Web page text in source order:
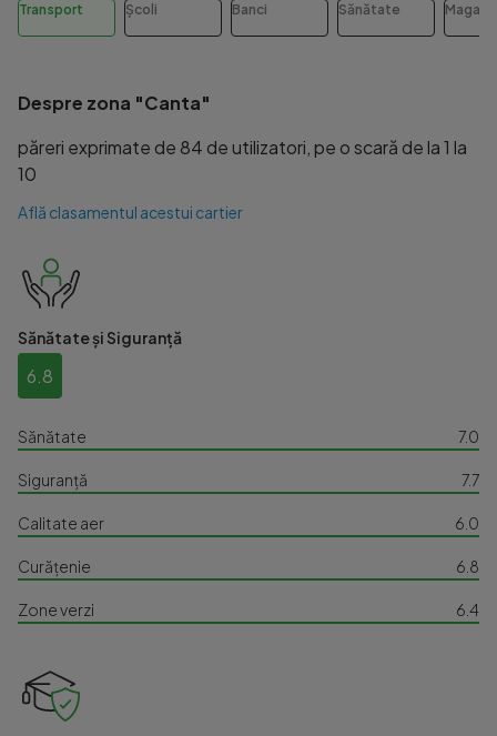
Transport Școli Banci Sănătate
Despre zona "Canta"
păreri exprimate de 84 de utilizatori, pe o scară de la 1 la
10
Află clasamentul acestui cartier
Sănătate și Siguranță
6.8
Sănătate 7.0
Siguranță 7.7
Calitate aer 6.0
Curățenie 6.8
Zone verzi 6.4